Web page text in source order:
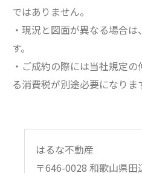
ではありません。
・現況と図面が異なる場合
す。
・ご成約の際には当社規定
る消費税が別途必要になりま
はるな不動産
〒646-0028 和歌山県